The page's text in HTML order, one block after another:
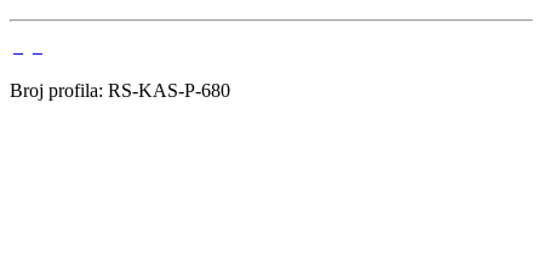
Broj profila: RS-KAS-P-680